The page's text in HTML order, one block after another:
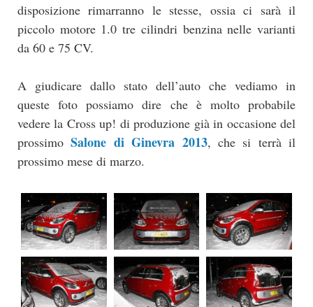
disposizione rimarranno le stesse, ossia ci sarà il
piccolo motore 1.0 tre cilindri benzina nelle varianti
da 60 e 75 CV.
A giudicare dallo stato dell’auto che vediamo in
queste foto possiamo dire che è molto probabile
vedere la Cross up! di produzione già in occasione del
prossimoSalone di Ginevra 2013, che si terrà il
prossimo mese di marzo.